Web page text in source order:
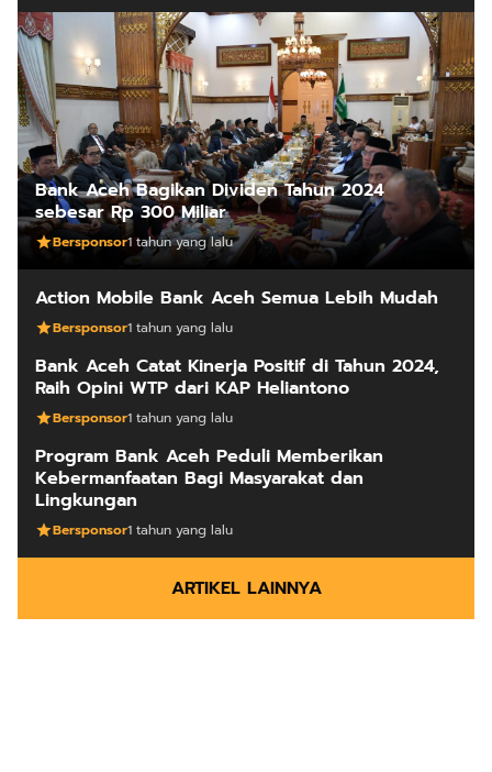
Bank Aceh Bagikan Dividen Tahun 2024
sebesar Rp 300 Miliar
Bersponsor1 tahun yang lalu
Action Mobile Bank Aceh Semua Lebih Mudah
Bersponsor1 tahun yang lalu
Bank Aceh Catat Kinerja Positif di Tahun 2024,
Raih Opini WTP dari KAP Heliantono
Bersponsor1 tahun yang lalu
Program Bank Aceh Peduli Memberikan
Kebermanfaatan Bagi Masyarakat dan
Lingkungan
Bersponsor1 tahun yang lalu
ARTIKEL LAINNYA